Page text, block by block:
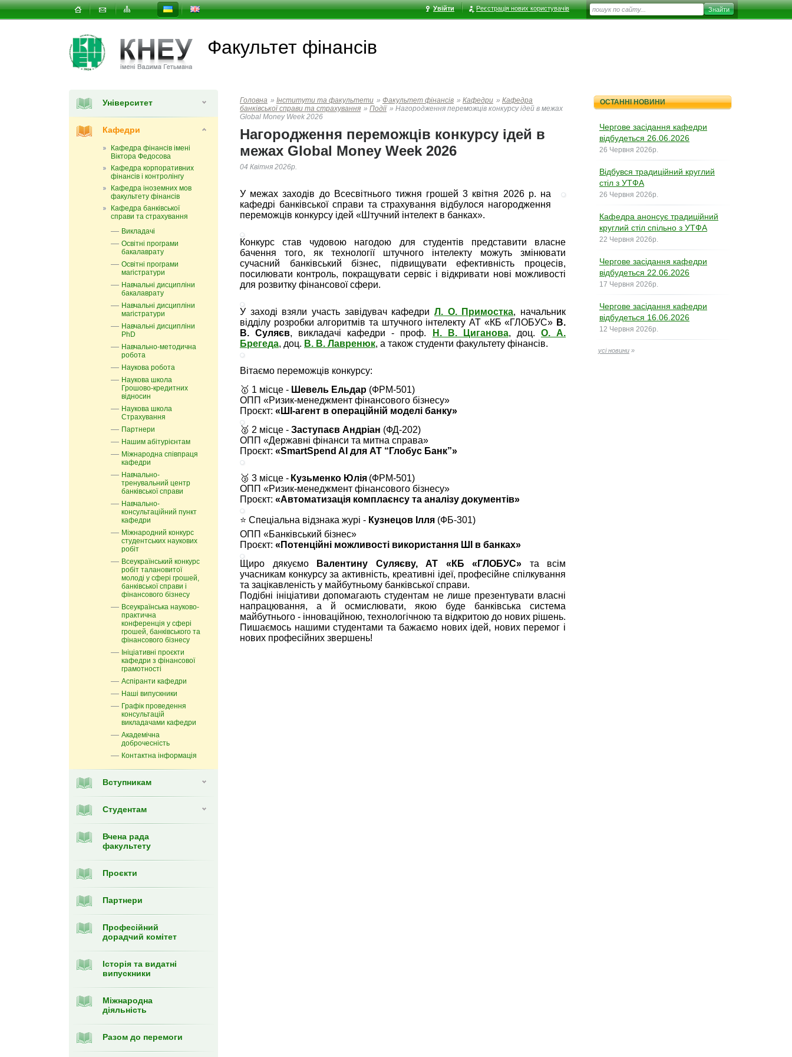
Увійти Реєстрація нових користувачів
Факультет фінансів
Університет
Кафедри
Кафедра фінансів імені
Віктора Федосова
Кафедра корпоративних
фінансів і контролінгу
Кафедра іноземних мов
факультету фінансів
Кафедра банківської
справи та страхування
Викладачі
Освітні програми
бакалаврату
Освітні програми
магістратури
Навчальні дисципліни
бакалаврату
Навчальні дисципліни
магістратури
Навчальні дисципліни
PhD
Навчально-методична
робота
Наукова робота
Наукова школа
Грошово-кредитних
відносин
Наукова школа
Страхування
Партнери
Нашим абітурієнтам
Міжнародна співпраця
кафедри
Навчально-
тренувальний центр
банківської справи
Навчально-
консультаційний пункт
кафедри
Міжнародний конкурс
студентських наукових
робіт
Всеукраїнський конкурс
робіт талановитої
молоді у сфері грошей,
банківської справи і
фінансового бізнесу
Всеукраїнська науково-
практична
конференція у сфері
грошей, банківського та
фінансового бізнесу
Ініціативні проєкти
кафедри з фінансової
грамотності
Аспіранти кафедри
Наші випускники
Графік проведення
консультацій
викладачами кафедри
Академічна
доброчесність
Контактна інформація
Вступникам
Студентам
Вчена рада
факультету
Проєкти
Партнери
Професійний
дорадчий комітет
Історія та видатні
випускники
Міжнародна
діяльність
Разом до перемоги
Головна » Інститути та факультети » Факультет фінансів » Кафедри » Кафедра
банківської справи та страхування » Події » Нагородження переможців конкурсу ідей в межах
Global Money Week 2026
Нагородження переможців конкурсу ідей в
межах Global Money Week 2026
04 Квітня 2026р.
У межах заходів до Всесвітнього тижня грошей 3 квітня 2026 р. на
кафедрі банківської справи та страхування відбулося нагородження
переможців конкурсу ідей «Штучний інтелект в банках».
Конкурс став чудовою нагодою для студентів представити власне
бачення того, як технології штучного інтелекту можуть змінювати
сучасний банківський бізнес, підвищувати ефективність процесів,
посилювати контроль, покращувати сервіс і відкривати нові можливості
для розвитку фінансової сфери.
У заході взяли участь завідувач кафедри Л. О. Примостка, начальник
відділу розробки алгоритмів та штучного інтелекту АТ «КБ «ГЛОБУС» В.
В. Суляєв, викладачі кафедри - проф. Н. В. Циганова, доц. О. А.
Брегеда, доц. В. В. Лавренюк, а також студенти факультету фінансів.
Вітаємо переможців конкурсу:
🥇 1 місце - Шевель Ельдар (ФРМ-501)
ОПП «Ризик-менеджмент фінансового бізнесу»
Проєкт: «ШІ-агент в операційній моделі банку»
🥈 2 місце - Заступаєв Андріан (ФД-202)
ОПП «Державні фінанси та митна справа»
Проєкт: «SmartSpend AI для АТ “Глобус Банк”»
🥉 3 місце - Кузьменко Юлія (ФРМ-501)
ОПП «Ризик-менеджмент фінансового бізнесу»
Проєкт: «Автоматизація комплаєнсу та аналізу документів»
⭐ Спеціальна відзнака журі - Кузнецов Ілля (ФБ-301)
ОПП «Банківський бізнес»
Проєкт: «Потенційні можливості використання ШІ в банках»
Щиро дякуємо
Валентину Суляєву, АТ «КБ «ГЛОБУС» та всім
учасникам конкурсу за активність, креативні ідеї, професійне спілкування
та зацікавленість у майбутньому банківської справи.
Подібні ініціативи допомагають студентам не лише презентувати власні
напрацювання, а й осмислювати, якою буде банківська система
майбутнього - інноваційною, технологічною та відкритою до нових рішень.
Пишаємось нашими студентами та бажаємо нових ідей, нових перемог і
нових професійних звершень!
ОСТАННІ НОВИНИ
Чергове засідання кафедри
відбудеться 26.06.2026
26 Червня 2026р.
Відбувся традиційний круглий
стіл з УТФА
26 Червня 2026р.
Кафедра анонсує традиційний
круглий стіл спільно з УТФА
22 Червня 2026р.
Чергове засідання кафедри
відбудеться 22.06.2026
17 Червня 2026р.
Чергове засідання кафедри
відбудеться 16.06.2026
12 Червня 2026р.
усі новини »